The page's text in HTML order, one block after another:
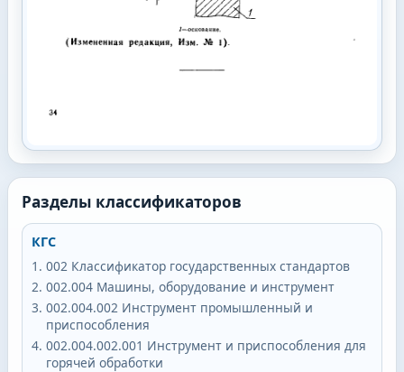
Разделы классификаторов
КГС
002 Классификатор государственных стандартов
002.004 Машины, оборудование и инструмент
002.004.002 Инструмент промышленный и
приспособления
002.004.002.001 Инструмент и приспособления для
горячей обработки